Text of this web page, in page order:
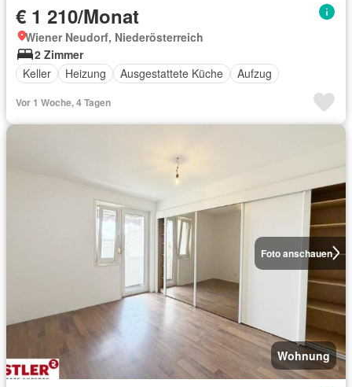
€ 1 210/Monat
Wiener Neudorf, Niederösterreich
2 Zimmer
Keller
Heizung Ausgestattete Küche Aufzug
Vor 1 Woche, 4 Tagen
Foto anschauen
Wohnung